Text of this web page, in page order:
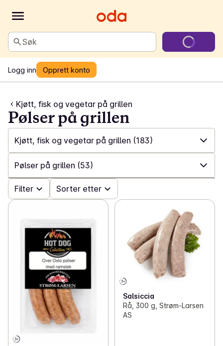
Søk
Logg inn Opprett konto
Kjøtt, fisk og vegetar på grillen
Pølser på grillen
Kjøtt, fisk og vegetar på grillen (183)
✓ Alle (592)
✓ Nyheter til grilling (63)
Kjøtt, fisk og vegetar på grillen
Frukt og grønt på grillen
Hamburgerbrød og lomper (25)
Pizza på grillen (26)
Krydder og sauser
Tilbehør til grillmaten
✓
Pølser på grillen (53)
✓ Alle (183)
Svin på grillen
Kylling på grillen (15)
Lam og vilt på grillen
Burgere på grillen
Pølser på grillen
✓
Filter Sorter etter
Salsiccia
Rå, 300 g, Strøm-Larsen
AS